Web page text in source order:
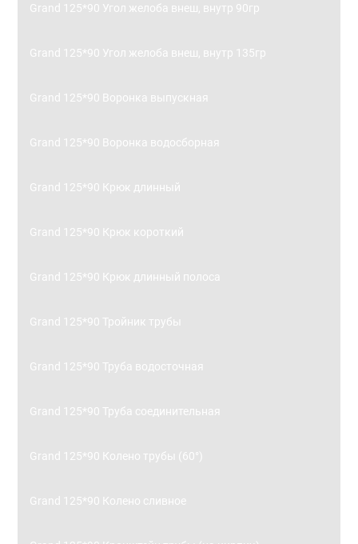
Grand 125*90 Угол желоба внеш, внутр 90гр
Grand 125*90 Угол желоба внеш, внутр 135гр
Grand 125*90 Воронка выпускная
Grand 125*90 Воронка водосборная
Grand 125*90 Крюк длинный
Grand 125*90 Крюк короткий
Grand 125*90 Крюк длинный полоса
Grand 125*90 Тройник трубы
Grand 125*90 Труба водосточная
Grand 125*90 Труба соединительная
Grand 125*90 Колено трубы (60°)
Grand 125*90 Колено сливное